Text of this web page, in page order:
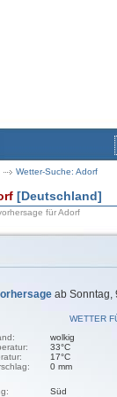
Wetter-Suche: Adorf
[Deutschland]
für Adorf
ab Sonntag,
WETTER
wolkig
33°C
17°C
0 mm
Süd